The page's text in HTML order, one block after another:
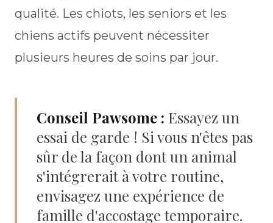
qualité. Les chiots, les seniors et les
chiens actifs peuvent nécessiter
plusieurs heures de soins par jour.
Conseil Pawsome : Essayez un
essai de garde ! Si vous n'êtes pas
sûr de la façon dont un animal
s'intégrerait à votre routine,
envisagez une expérience de
famille d'accostage temporaire.